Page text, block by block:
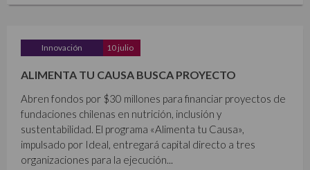
Innovación 10 julio
ALIMENTA TU CAUSA BUSCA PROYECTO
Abren fondos por $30 millones para financiar proyectos de
fundaciones chilenas en nutrición, inclusión y
sustentabilidad. El programa «Alimenta tu Causa»,
impulsado por Ideal, entregará capital directo a tres
organizaciones para la ejecución...